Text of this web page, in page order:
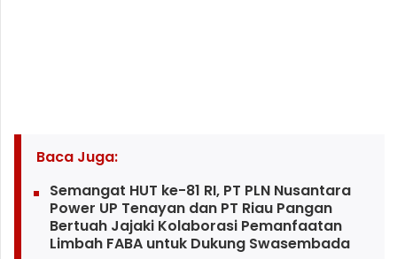
Baca Juga:
Semangat HUT ke-81 RI, PT PLN Nusantara
Power UP Tenayan dan PT Riau Pangan
Bertuah Jajaki Kolaborasi Pemanfaatan
Limbah FABA untuk Dukung Swasembada